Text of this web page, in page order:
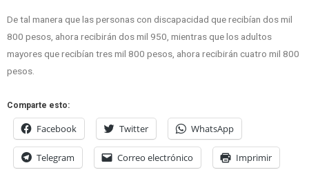
De tal manera que las personas con discapacidad que recibían dos mil
800 pesos, ahora recibirán dos mil 950, mientras que los adultos
mayores que recibían tres mil 800 pesos, ahora recibirán cuatro mil 800
pesos.
Comparte esto:
Facebook Twitter WhatsApp
Telegram Correo electrónico Imprimir